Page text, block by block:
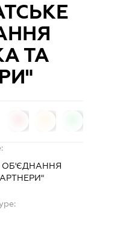
ТА
ОБ'ЄДНАННЯ